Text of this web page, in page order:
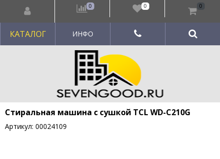
КАТАЛОГ ИНФО
Стиральная машина с сушкой TCL WD-C210G
Артикул: 00024109
0 0 0